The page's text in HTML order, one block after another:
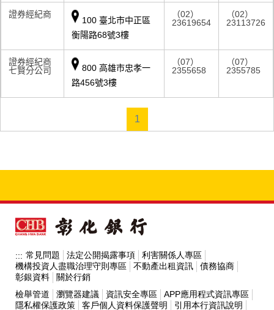
載
專
證券經紀商
100 臺北市中正區
衡陽路68號3樓
（02）
23619654
（02）
23113726
證券經紀商
七賢分公司
800 高雄市忠孝一
路456號3樓
（07）
2355658
（07）
2355785
1
::: 常見問題 法定公開揭露事項
利害關係人專區
機構投資人盡職治理守則專區
不動產出租資訊
債務協商
彰銀資料
關於行銷
檢舉管道
瀏覽器建議 資訊安全專區
APP應用程式資訊專區
隱私權保護政策
客戶個人資料保護聲明 引用本行資訊說明